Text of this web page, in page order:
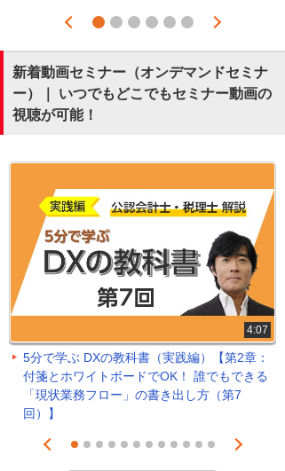
Prev
1 2 3 4 5 6
Next
新着動画セミナー（オンデマンドセミナ
ー）｜ いつでもどこでもセミナー動画の
視聴が可能！
4:07
5分で学ぶ DXの教科書（実践編）【第2章：
付箋とホワイトボードでOK！ 誰でもできる
「現状業務フロー」の書き出し方（第7
回）】
Prev
1 2 3 4 5 6 7 8 9 101112
Next